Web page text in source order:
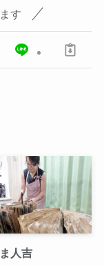
す
人吉